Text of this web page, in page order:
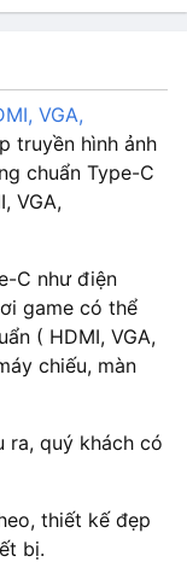
VGA,
truyền hình ảnh
chuẩn Type-C
VGA,
C như điện
game có thể
( HDMI, VGA,
chiếu, màn
ra, quý khách có
thiết kế đẹp
bị.